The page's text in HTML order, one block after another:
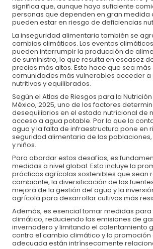
Formas de pago:
Transferencia o depósito
Banco:BBVA
Organismo de Nutrición Infantil, A.C.
No de cuenta:0171197509
CLABE:012320001711975094
significa que, aunque haya suficiente
personas que dependen en gran medida
pueden estar en riesgo de deficiencias
La inseguridad alimentaria también se
cambios climáticos. Los eventos
pueden interrumpir la producción de
de suministro, lo que resulta en escasez
precios más altos. Esto hace que sea
comunidades más vulnerables acceder a
nutritivos y equilibrados.
Según el Atlas de Riesgos para la
México, 2025, uno de los factores
desequilibrios en el estado nutricional de
acceso a agua potable. Por lo que la
agua y la falta de infraestructura pone en
seguridad alimentaria de las
y niños.
Para abordar estos desafíos, es
medidas a nivel global. Esto incluye la
prácticas agrícolas sostenibles que sean
cambiante, la diversificación de las
mejora de la gestión del agua y la
agrícola para desarrollar cultivos más
Además, es esencial tomar medidas
climático, reduciendo las emisiones de
invernadero y limitando el calentamiento
contra el cambio climático y la promoción
adecuada están intrínsecamente